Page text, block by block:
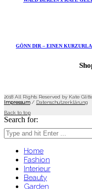
GÖNN DIR – EINEN
2018 All Rights Reserved by Kate
Impressum/ Datenschutzerklärung
Back to top
Search for:
Home
Fashion
Interieur
Beauty
Garden